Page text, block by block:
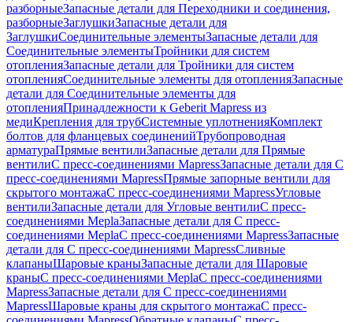
разборныеЗапасные детали для Переходники и соединения,
разборныеЗаглушкиЗапасные детали для
ЗаглушкиСоединительные элементыЗапасные детали для
Соединительные элементыТройники для систем
отопленияЗапасные детали для Тройники для систем
отопленияСоединительные элементы для отопленияЗапасные
детали для Соединительные элементы для
отопленияПринадлежности к Geberit Mapress из
медиКрепления для трубСистемные уплотненияКомплект
болтов для фланцевых соединенийТрубопроводная
арматураПрямые вентилиЗапасные детали для Прямые
вентилиС пресс-соединениями MapressЗапасные детали для С
пресс-соединениями MapressПрямые запорные вентили для
скрытого монтажаС пресс-соединениями MapressУгловые
вентилиЗапасные детали для Угловые вентилиС пресс-
соединениями MeplaЗапасные детали для С пресс-
соединениями MeplaС пресс-соединениями MapressЗапасные
детали для С пресс-соединениями MapressСливные
клапаныШаровые краныЗапасные детали для Шаровые
краныС пресс-соединениями MeplaС пресс-соединениями
MapressЗапасные детали для С пресс-соединениями
MapressШаровые краны для скрытого монтажаС пресс-